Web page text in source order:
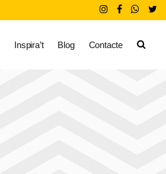
Inspira’t Blog Contacte